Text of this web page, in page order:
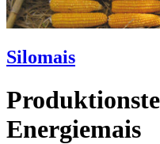
Silomais
Energiemais